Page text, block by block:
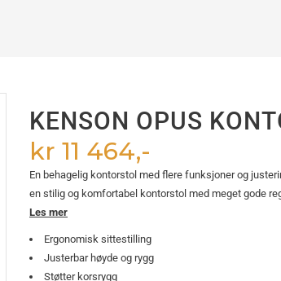
Kabelorganisering
Gulvskinner og spiraler
Kabellokk
17″ og større
KENSON OPUS
kr 11 464,-
En behagelig kontorstol med flere funksjoner og
en stilig og komfortabel kontorstol med meget gode
Les mer
Ergonomisk sittestilling
Justerbar høyde og rygg
Støtter korsrygg